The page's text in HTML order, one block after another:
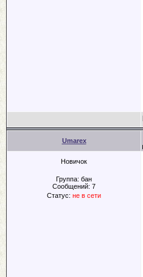
Umarex
Новичок
Группа: бан
Сообщений: 7
Статус: не в сети